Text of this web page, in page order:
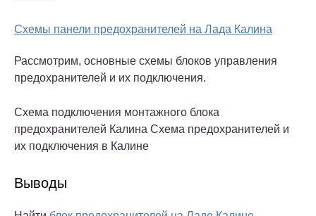
Схемы панели предохранителей на Лада Калина
Рассмотрим, основные схемы блоков управления
предохранителей и их подключения.
Схема подключения монтажного блока
предохранителей Калина Схема предохранителей и
их подключения в Калине
Выводы